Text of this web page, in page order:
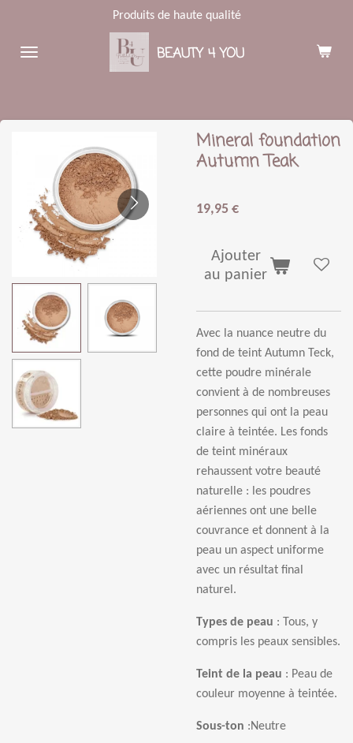
contenu
BEAUTY 4 YOU
Produits de haute qualité
Mineral foundation
Autumn Teak
19,95 €
Ajouter
au panier
Avec la nuance neutre du
fond de teint Autumn Teck,
cette poudre minérale
convient à de nombreuses
personnes qui ont la peau
claire à teintée. Les fonds
de teint minéraux
rehaussent votre beauté
naturelle : les poudres
aériennes ont une belle
couvrance et donnent à la
peau un aspect uniforme
avec un résultat final
naturel.
Types de peau : Tous, y
compris les peaux sensibles.
Teint de la peau : Peau de
couleur moyenne à teintée.
Sous-ton :Neutre